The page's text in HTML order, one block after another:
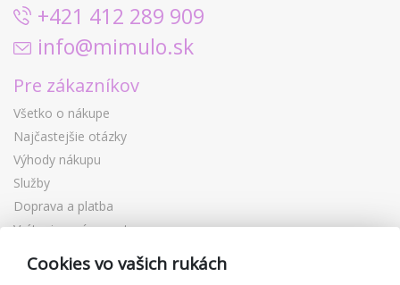
+421 412 289 909
info@mimulo.sk
Pre zákazníkov
Všetko o nákupe
Najčastejšie otázky
Výhody nákupu
Služby
Doprava a platba
Vrátenie a výmena tovaru
Darčekové poukážky
Cookies vo vašich rukách